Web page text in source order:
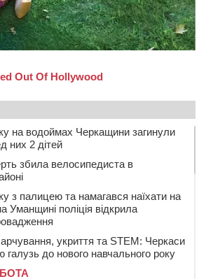
на водоймах Черкащини загинули
них 2 дітей
збила велосипедиста в
з палицею та намагався наїхати на
Уманщині поліція відкрила
укриття та STEM: Черкаси
галузь до нового навчального року